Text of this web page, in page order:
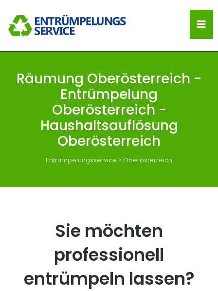
Räumung Oberösterreich -
Entrümpelung
Oberösterreich -
Haushaltsauflösung
Oberösterreich
Entrümpelungsservice > Oberösterreich
Sie möchten
professionell
entrümpeln lassen?